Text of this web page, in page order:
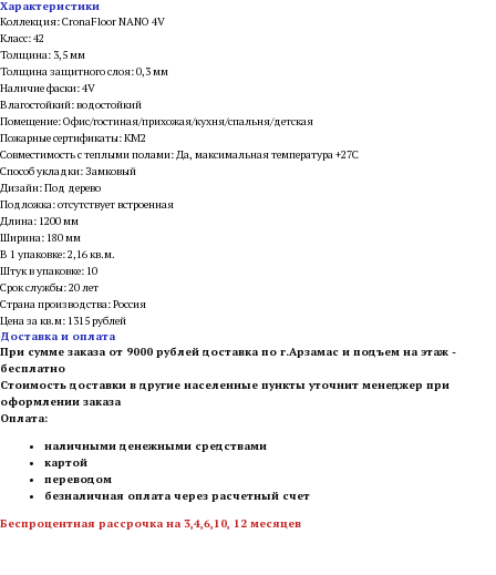
Характеристики
Коллекция: CronaFloor NANO 4V
Класс: 42
Толщина: 3,5 мм
Толщина защитного слоя: 0,3 мм
Наличие фаски: 4V
Влагостойкий: водостойкий
Помещение: Офис/гостиная/прихожая/кухня/спальня/детская
Пожарные сертификаты: КМ2
Совместимость с теплыми полами: Да, максимальная температура +27С
Способ укладки: Замковый
Дизайн: Под дерево
Подложка: отсутствует встроенная
Длина: 1200 мм
Ширина: 180 мм
В 1 упаковке: 2,16 кв.м.
Штук в упаковке: 10
Срок службы: 20 лет
Страна производства: Россия
Цена за кв.м: 1315 рублей
Доставка и оплата
При сумме заказа от 9000 рублей доставка по г.Арзамас и подъем на этаж -
бесплатно
Стоимость доставки в другие населенные пункты уточнит менеджер при
оформлении заказа
Оплата:
наличными денежными средствами
картой
переводом
безналичная оплата через расчетный счет
Беспроцентная рассрочка на 3,4,6,10, 12 месяцев